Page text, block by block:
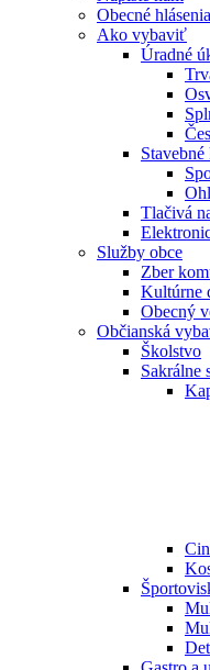
Obecné
Ako vybaviť
Úradné
Tlačivá
Služby obce
Zber
Kultúrne
Obecný
Občianská
Školstvo
Sakrálne